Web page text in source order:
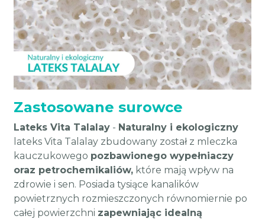
Zastosowane surowce
Lateks Vita Talalay - Naturalny i ekologiczny
lateks Vita Talalay zbudowany został z mleczka
kauczukowego pozbawionego wypełniaczy
oraz petrochemikaliów, które mają wpływ na
zdrowie i sen. Posiada tysiące kanalików
powietrznych rozmieszczonych równomiernie po
całej powierzchni zapewniając idealną